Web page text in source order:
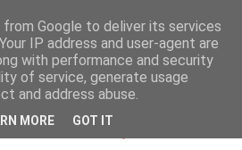
ΠΑΡΕΛΘΟΝ
Google to deliver its services
IP address and user-agent are
with performance and security
of service, generate usage
and address abuse.
MORE GOT IT